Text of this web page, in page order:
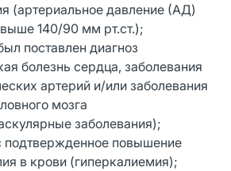
(артериальное давление (АД)
140/90 мм рт.ст.);
поставлен диагноз
болезнь сердца, заболевания
артерий и/или заболевания
мозга
заболевания);
подтвержденное повышение
в крови (гиперкалиемия);